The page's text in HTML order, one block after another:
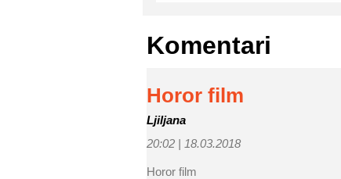
Komentari
Horor film
Ljiljana
20:02 | 18.03.2018
Horor film